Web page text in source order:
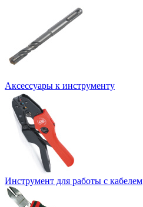
Аксессуары к инструменту
Инструмент для работы с кабелем